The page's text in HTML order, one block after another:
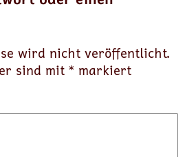
wird nicht veröffentlicht.
sind mit * markiert